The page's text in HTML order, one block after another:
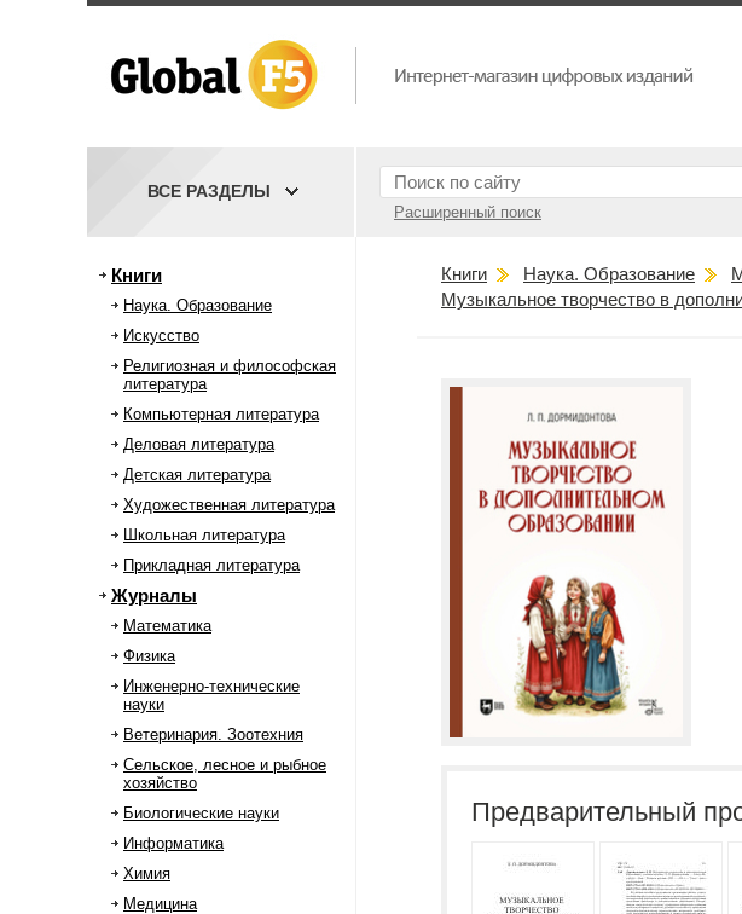
Расширенный поиск
ВСЕ РАЗДЕЛЫ
Книги
Наука. Образование
Искусство
Религиозная и философская
литература
Компьютерная литература
Деловая литература
Детская литература
Художественная литература
Школьная литература
Прикладная литература
Журналы
Математика
Физика
Инженерно-технические
науки
Ветеринария. Зоотехния
Сельское, лесное и рыбное
хозяйство
Биологические науки
Информатика
Химия
Медицина
Книги Наука. Образование
Музыкальное творчество в
Предварительный